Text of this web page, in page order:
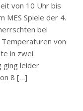
von 10 Uhr bis
MES Spiele der 4.
bei
von
in zwei
ging leider
8 […]